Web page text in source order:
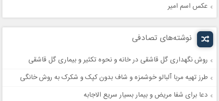
عکس اسم امیر
نوشته‌های تصادفی
روش نگهداری گل قاشقی در خانه و نحوه تکثیر و بیماری گل قاشقی
طرز تهیه مربا آلبالو خوشمزه و شاف بدون کپک و شکرک به روش خانگی
دعا برای شفا مریض و بیمار بسیار سریع الاجابه